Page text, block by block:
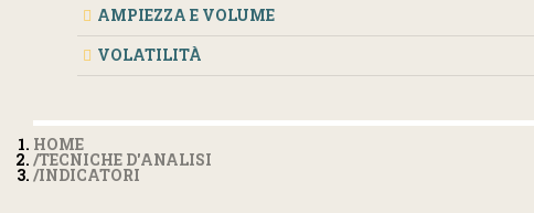
AMPIEZZA E VOLUME
VOLATILITÀ
HOME
TECNICHE D'ANALISI
INDICATORI